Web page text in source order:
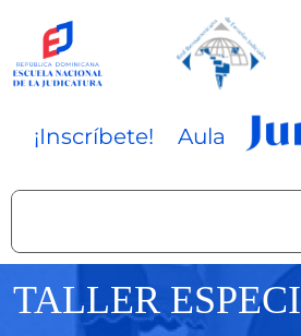
contenido
¡Inscríbete! Aula
Search
TALLER